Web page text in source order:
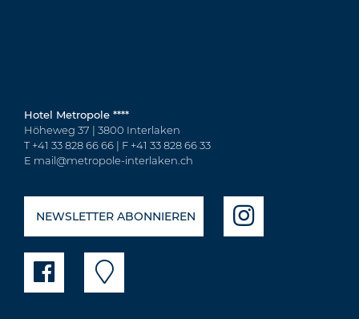
Hotel Metropole ****
Höheweg 37 | 3800 Interlaken
T+41 33 828 66 66 | F +41 33 828 66 33
E mail@metropole-interlaken.ch
NEWSLETTER ABONNIEREN